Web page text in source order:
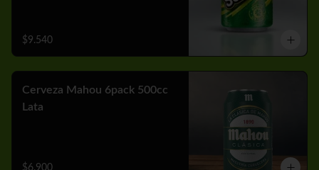
$9.540
Cerveza Mahou 6pack 500cc
Lata
$6.900